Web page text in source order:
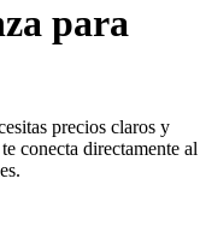
para
precios claros y
conecta directamente al